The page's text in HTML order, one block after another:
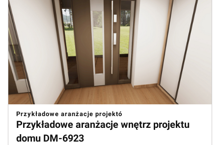
Przykładowe aranżacje projektó
Przykładowe aranżacje wnętrz projektu
domu DM-6923